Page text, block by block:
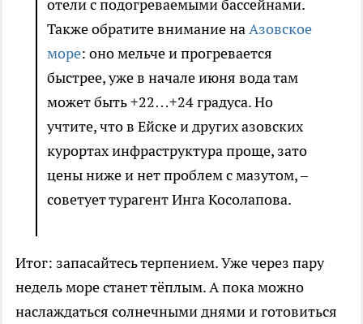
отели с подогреваемыми бассейнами.
Также обратите внимание наАзовское
море: оно мельче и прогревается
быстрее, уже в начале июня вода там
может быть +22…+24 градуса. Но
учтите, что в Ейске и других азовских
курортах инфраструктура проще, зато
цены ниже и нет проблем с мазутом, –
советует турагент Инга Косолапова.
Итог: запасайтесь терпением. Уже через пару
недель море станет тёплым. А пока можно
наслаждаться солнечными днями и готовиться